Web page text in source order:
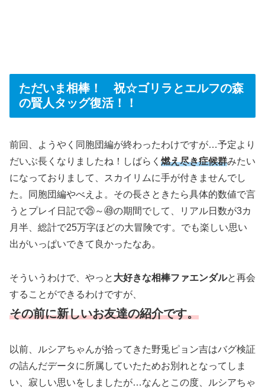
ただいま相棒！ 祝☆ゴリラとエルフの森
の賢人タッグ復活！！
前回、ようやく同胞団編が終わったわけですが…予定より
だいぶ長くなりましたね！しばらく 燃え尽き症候群みたい
になっておりまして、スカイリムに手が付きませんでし
た。同胞団編やべえよ。その長さときたら具体的数値で言
うとプレイ日記で㉕～㊾の期間でして、リアル日数が3カ
月半、総計で25万字ほどの大冒険です。でも楽しい思い
出がいっぱいできて良かったなあ。
そういうわけで、やっと 大好きな相棒ファエンダルと再会
することができるわけですが、
その前に新しいお友達の紹介です。
以前、ルシアちゃんが拾ってきた野兎ピョン吉はバグ検証
の詰んだデータに所属していたためお別れとなってしま
い、寂しい思いをしましたが…なんとこの度、ルシアちゃ